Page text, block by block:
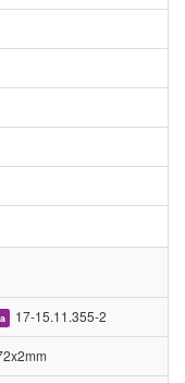
17-15.11.355-2